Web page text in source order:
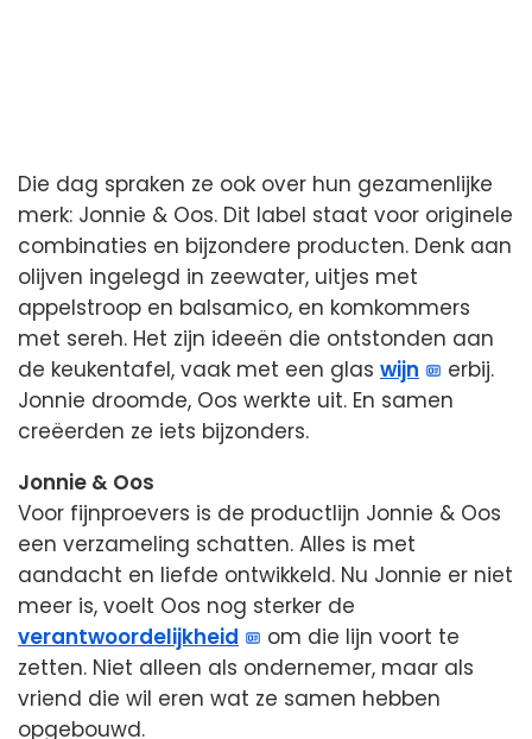
Die dag spraken ze ook over hun gezamenlijke
merk: Jonnie & Oos. Dit label staat voor originele
combinaties en bijzondere producten. Denk aan
olijven ingelegd in zeewater, uitjes met
appelstroop en balsamico, en komkommers
met sereh. Het zijn ideeën die ontstonden aan
de keukentafel, vaak met een glas wijn
erbij.
Jonnie droomde, Oos werkte uit. En samen
creëerden ze iets bijzonders.
Jonnie & Oos
Voor fijnproevers is de productlijn Jonnie & Oos
een verzameling schatten. Alles is met
aandacht en liefde ontwikkeld. Nu Jonnie er niet
meer is, voelt Oos nog sterker de
verantwoordelijkheid
om die lijn voort te
zetten. Niet alleen als ondernemer, maar als
vriend die wil eren wat ze samen hebben
opgebouwd.